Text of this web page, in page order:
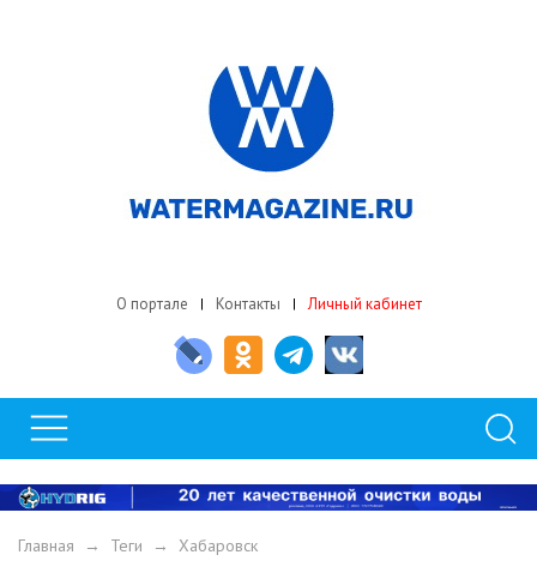
О портале Контакты Личный кабинет
Главная → Теги → Хабаровск